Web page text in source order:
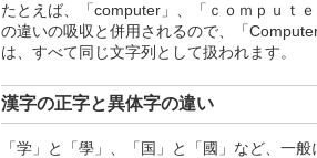
たとえば、「computer」、「ｃｏｍｐｕｔ
の違いの吸収と併用されるので、「
は、すべて同じ文字列として扱われます。
漢字の正字と異体字の違い
「学」と「學」、「国」と「國」など、一